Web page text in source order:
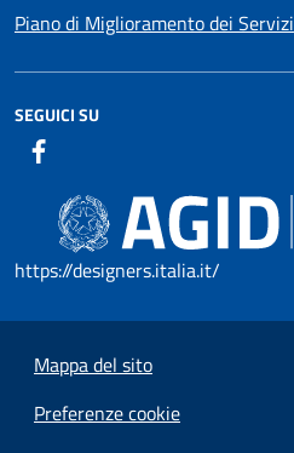
Piano di Miglioramento dei Servizi
SEGUICI SU
https://designers.italia.it/
Mappa del sito
Preferenze cookie